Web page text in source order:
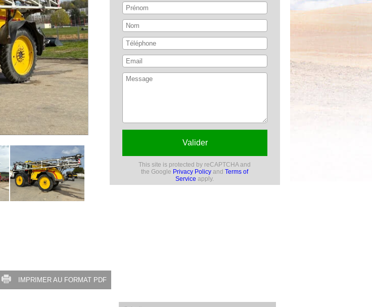
IMPRIMER AU FORMAT PDF
Valider
This site is protected by reCAPTCHA and
the Google Privacy Policy andTerms of
Service apply.